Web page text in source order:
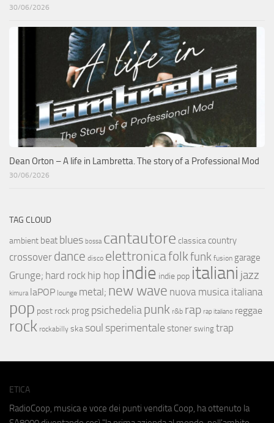
30/06/2026
Dean Orton – A life in Lambretta. The story of a Professional Mod
30/06/2026
TAG CLOUD
ambient beat blues bossa cantautore classica country
crossover dance disco elettronicafolkfunk fusion garage
Grunge; hard rock hip hop indie indie pop italiani jazz
kimura laPOP lounge metal; new wave nuova musica italiana
pop post rock prog psichedeliapunk r&b rap rap italiano reggae
rock rockabilly ska soul sperimentale stoner swing trap
ETICA
RadioCoop, musica e voce dei punti vendita Coop, ha ottenuto la